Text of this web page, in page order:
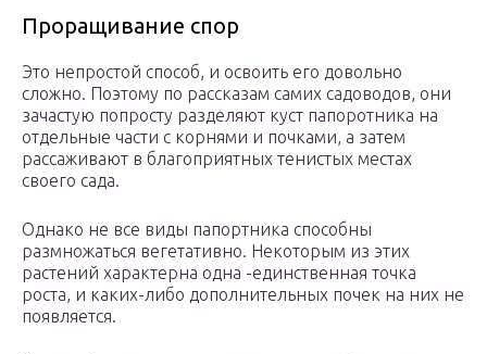
Проращивание спор
Это непростой способ, и освоить его довольно
сложно. Поэтому по рассказам самих садоводов, они
зачастую попросту разделяют куст папоротника на
отдельные части с корнями и почками, а затем
рассаживают в благоприятных тенистых местах
своего сада.
Однако не все виды папортника способны
размножаться вегетативно. Некоторым из этих
растений характерна одна -единственная точка
роста, и каких-либо дополнительных почек на них не
появляется.